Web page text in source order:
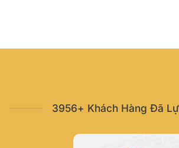
3956+ Khách Hàng Đã